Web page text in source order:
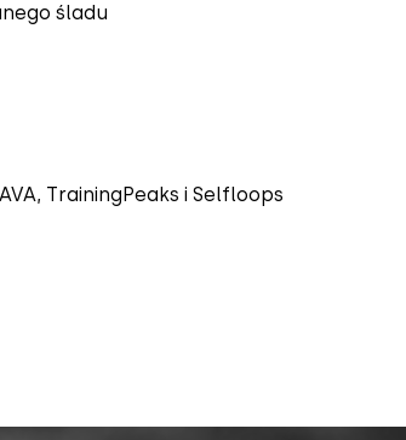
śladu
TrainingPeaks i Selfloops